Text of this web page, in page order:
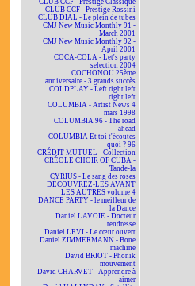
CLUB CCF - Prestige Classique
CLUB CCF - Prestige Rossini
CLUB DIAL - Le plein de tubes
CMJ New Music Monthly 91 -
March 2001
CMJ New Music Monthly 92 -
April 2001
COCA-COLA - Let's party
selection 2004
COCHONOU 25ème
anniversaire - 3 grands succès
COLDPLAY - Left right left
right left
COLUMBIA - Artist News 4
mars 1998
COLUMBIA 96 - The road
ahead
COLUMBIA Et toi t'écoutes
quoi ? 96
CRÉDIT MUTUEL - Collection
CRÉOLE CHOIR OF CUBA -
Tande-la
CYRIUS - Le sang des roses
DÉCOUVREZ-LES AVANT
LES AUTRES volume 4
DANCE PARTY - le meilleur de
la Dance
Daniel LAVOIE - Docteur
tendresse
Daniel LEVI - Le cœur ouvert
Daniel ZIMMERMANN - Bone
machine
David BRIOT - Phonik
mouvement
David CHARVET - Apprendre à
aimer